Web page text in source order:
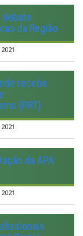
debate
da Região
recebe
(PRT)
da APA